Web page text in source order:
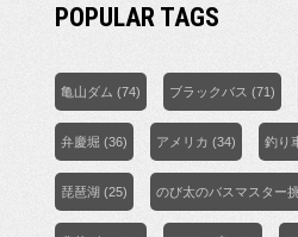
POPULAR TAGS
亀山ダム (74) ブラックバス (71)
弁慶堀 (36) アメリカ (34) 釣り
琵琶湖 (25) のび太のバスマスター